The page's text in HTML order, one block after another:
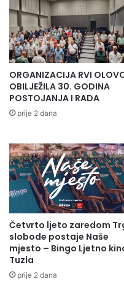
ORGANIZACIJA RVI
OBILJEŽILA 30. GODINA
POSTOJANJA I RADA
prije 2 dana
Četvrto ljeto zaredom
slobode postaje Naše
mjesto – Bingo Ljetno
Tuzla
prije 2 dana